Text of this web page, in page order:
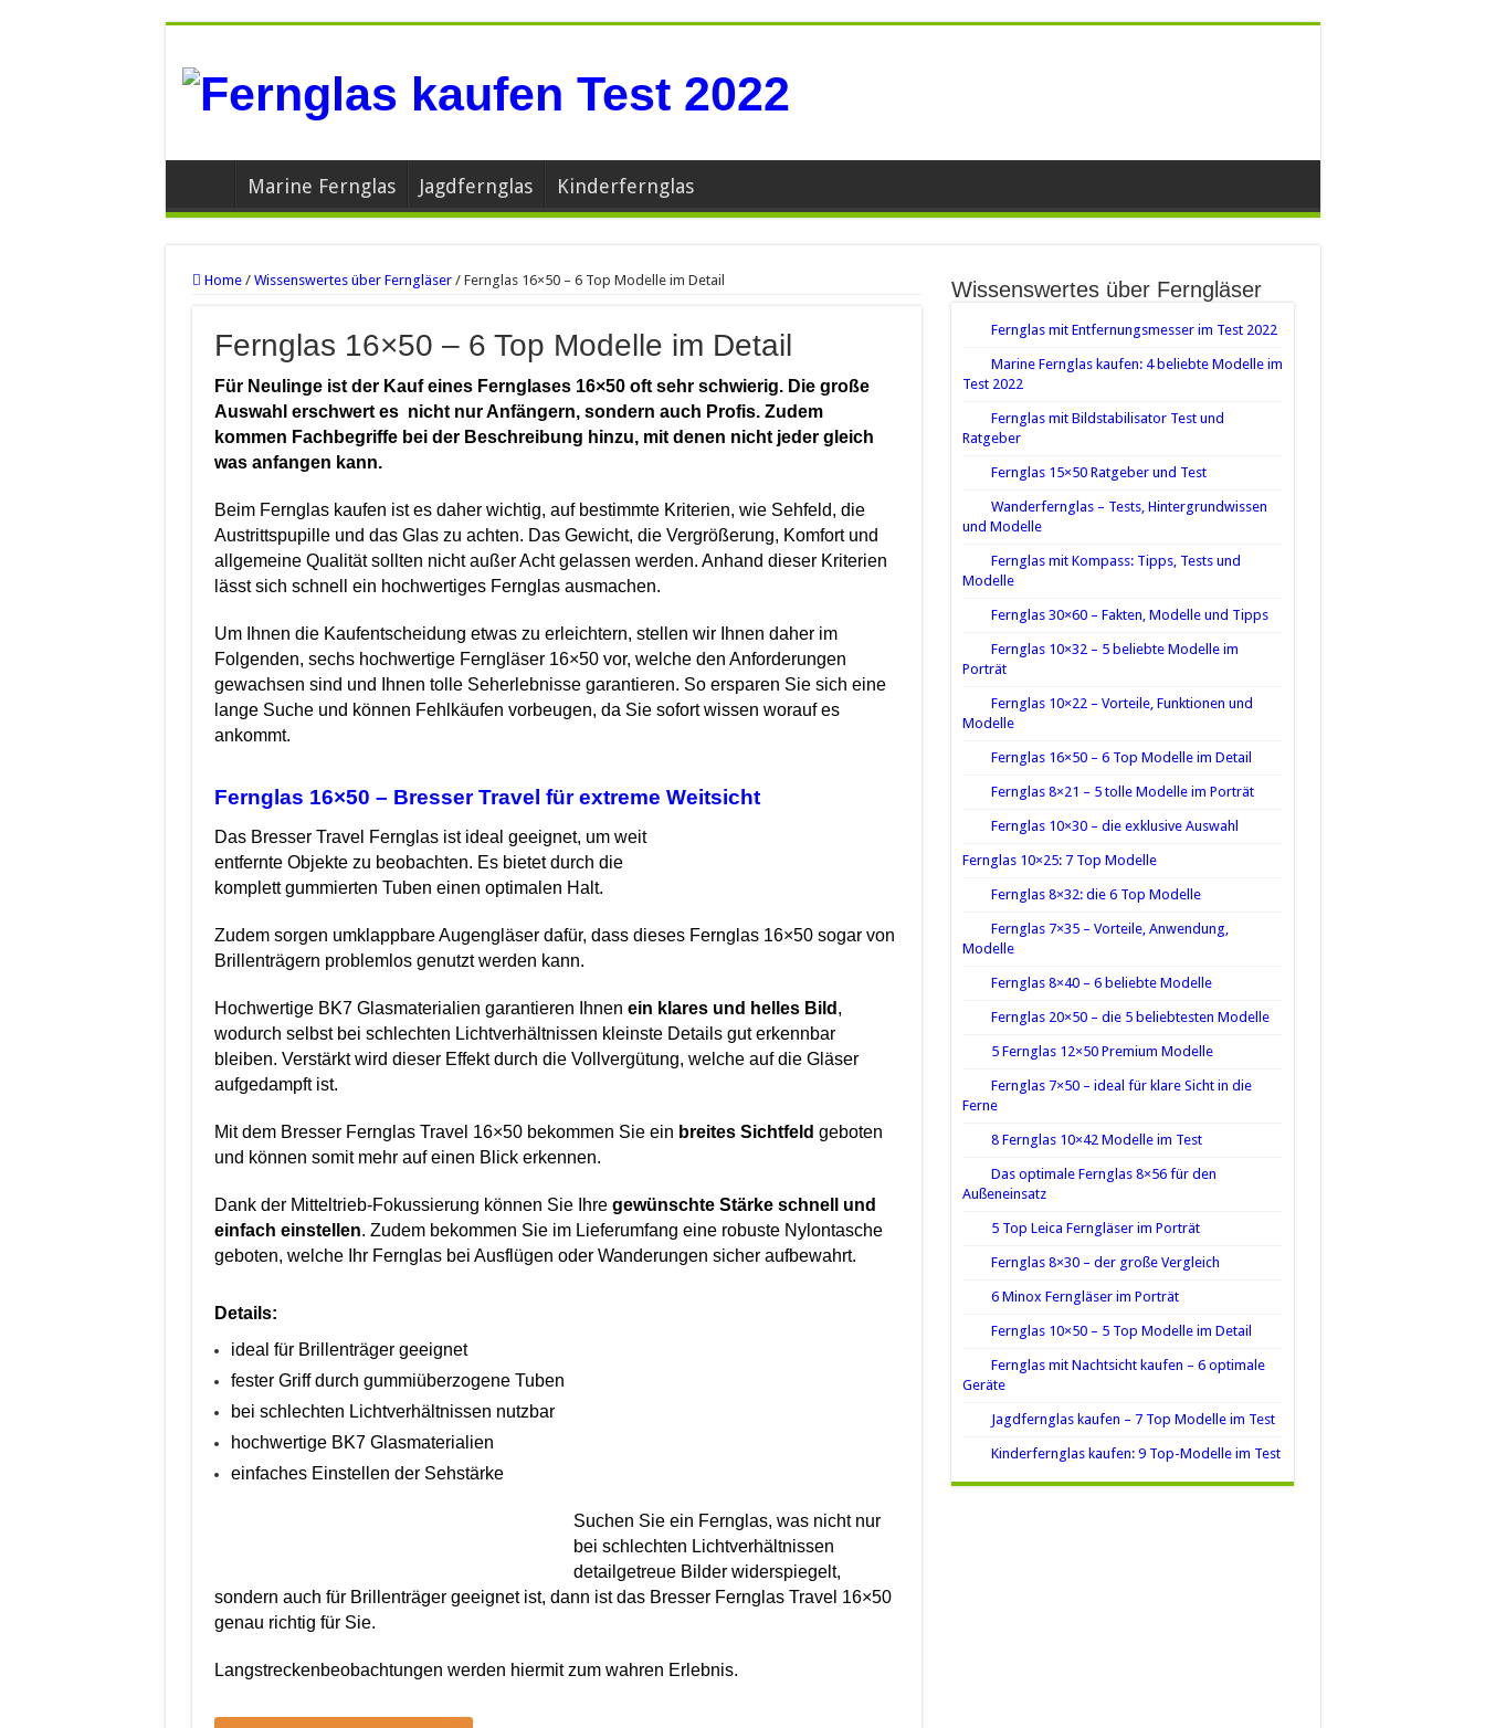
Marine Fernglas Jagdfernglas Kinderfernglas
Home / Wissenswertes über Ferngläser / Fernglas 16×50 – 6 Top Modelle im Detail
Fernglas 16×50 – 6 Top Modelle im Detail
Für Neulinge ist der Kauf eines Fernglases 16×50 oft sehr schwierig. Die große
Auswahl erschwert es nicht nur Anfängern, sondern auch Profis. Zudem
kommen Fachbegriffe bei der Beschreibung hinzu, mit denen nicht jeder gleich
was anfangen kann.
Beim Fernglas kaufen ist es daher wichtig, auf bestimmte Kriterien, wie Sehfeld, die
Austrittspupille und das Glas zu achten. Das Gewicht, die Vergrößerung, Komfort und
allgemeine Qualität sollten nicht außer Acht gelassen werden. Anhand dieser Kriterien
lässt sich schnell ein hochwertiges Fernglas ausmachen.
Um Ihnen die Kaufentscheidung etwas zu erleichtern, stellen wir Ihnen daher im
Folgenden, sechs hochwertige Ferngläser 16×50 vor, welche den Anforderungen
gewachsen sind und Ihnen tolle Seherlebnisse garantieren. So ersparen Sie sich eine
lange Suche und können Fehlkäufen vorbeugen, da Sie sofort wissen worauf es
ankommt.
Fernglas 16×50 – Bresser Travel für extreme Weitsicht
Das Bresser Travel Fernglas ist ideal geeignet, um weit
entfernte Objekte zu beobachten. Es bietet durch die
komplett gummierten Tuben einen optimalen Halt.
Zudem sorgen umklappbare Augengläser dafür, dass dieses Fernglas 16×50 sogar von
Brillenträgern problemlos genutzt werden kann.
Hochwertige BK7 Glasmaterialien garantieren Ihnen ein klares und helles Bild ,
wodurch selbst bei schlechten Lichtverhältnissen kleinste Details gut erkennbar
bleiben. Verstärkt wird dieser Effekt durch die Vollvergütung, welche auf die Gläser
aufgedampft ist.
Mit dem Bresser Fernglas Travel 16×50 bekommen Sie ein breites Sichtfeld geboten
und können somit mehr auf einen Blick erkennen.
Dank der Mitteltrieb-Fokussierung können Sie Ihre gewünschte Stärke schnell und
einfach einstellen. Zudem bekommen Sie im Lieferumfang eine robuste Nylontasche
geboten, welche Ihr Fernglas bei Ausflügen oder Wanderungen sicher aufbewahrt.
Details:
ideal für Brillenträger geeignet
fester Griff durch gummiüberzogene Tuben
bei schlechten Lichtverhältnissen nutzbar
hochwertige BK7 Glasmaterialien
einfaches Einstellen der Sehstärke
Suchen Sie ein Fernglas, was nicht nur
bei schlechten Lichtverhältnissen
detailgetreue Bilder widerspiegelt,
sondern auch für Brillenträger geeignet ist, dann ist das Bresser Fernglas Travel 16×50
genau richtig für Sie.
Langstreckenbeobachtungen werden hiermit zum wahren Erlebnis.
Wissenswertes über Ferngläser
Fernglas mit Entfernungsmesser im Test 2022
Marine Fernglas kaufen: 4 beliebte Modelle im
Test 2022
Fernglas mit Bildstabilisator Test und
Ratgeber
Fernglas 15×50 Ratgeber und Test
Wanderfernglas – Tests, Hintergrundwissen
und Modelle
Fernglas mit Kompass: Tipps, Tests und
Modelle
Fernglas 30×60 – Fakten, Modelle und Tipps
Fernglas 10×32 – 5 beliebte Modelle im
Porträt
Fernglas 10×22 – Vorteile, Funktionen und
Modelle
Fernglas 16×50 – 6 Top Modelle im Detail
Fernglas 8×21 – 5 tolle Modelle im Porträt
Fernglas 10×30 – die exklusive Auswahl
Fernglas 10×25: 7 Top Modelle
Fernglas 8×32: die 6 Top Modelle
Fernglas 7×35 – Vorteile, Anwendung,
Modelle
Fernglas 8×40 – 6 beliebte Modelle
Fernglas 20×50 – die 5 beliebtesten Modelle
5 Fernglas 12×50 Premium Modelle
Fernglas 7×50 – ideal für klare Sicht in die
Ferne
8 Fernglas 10×42 Modelle im Test
Das optimale Fernglas 8×56 für den
Außeneinsatz
5 Top Leica Ferngläser im Porträt
Fernglas 8×30 – der große Vergleich
6 Minox Ferngläser im Porträt
Fernglas 10×50 – 5 Top Modelle im Detail
Fernglas mit Nachtsicht kaufen – 6 optimale
Geräte
Jagdfernglas kaufen – 7 Top Modelle im Test
Kinderfernglas kaufen: 9 Top-Modelle im Test